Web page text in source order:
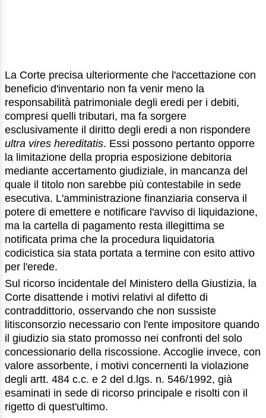
La Corte precisa ulteriormente che l'accettazione con
beneficio d'inventario non fa venir meno la
responsabilità patrimoniale degli eredi per i debiti,
compresi quelli tributari, ma fa sorgere
esclusivamente il diritto degli eredi a non rispondere
ultra vires hereditatis. Essi possono pertanto opporre
la limitazione della propria esposizione debitoria
mediante accertamento giudiziale, in mancanza del
quale il titolo non sarebbe più contestabile in sede
esecutiva. L'amministrazione finanziaria conserva il
potere di emettere e notificare l'avviso di liquidazione,
ma la cartella di pagamento resta illegittima se
notificata prima che la procedura liquidatoria
codicistica sia stata portata a termine con esito attivo
per l'erede.
Sul ricorso incidentale del Ministero della Giustizia, la
Corte disattende i motivi relativi al difetto di
contraddittorio, osservando che non sussiste
litisconsorzio necessario con l'ente impositore quando
il giudizio sia stato promosso nei confronti del solo
concessionario della riscossione. Accoglie invece, con
valore assorbente, i motivi concernenti la violazione
degli artt. 484 c.c. e 2 del d.lgs. n. 546/1992, già
esaminati in sede di ricorso principale e risolti con il
rigetto di quest'ultimo.